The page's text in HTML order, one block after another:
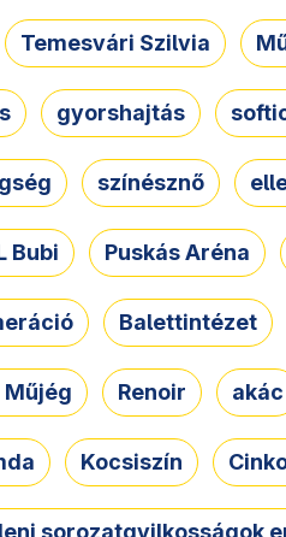
Temesvári Szilvia
gyorshajtás
színésznő
Bubi Puskás Aréna
Balettintézet
Renoir akác
Kocsiszín
sorozatgyilkosságok